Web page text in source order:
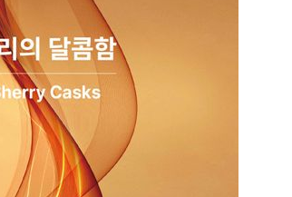
점화, 김민석 "과반 승리 가
3
나…"청년 보편적 지원 문턱
4
'압수수색·성접대 의혹' 송두
대한민국 축구판